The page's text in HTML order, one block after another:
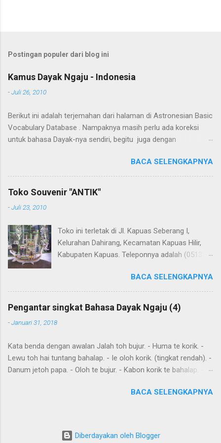
Postingan populer dari blog ini
Kamus Dayak Ngaju - Indonesia
-Juli 26, 2010
Berikut ini adalah terjemahan dari halaman di Astronesian Basic
Vocabulary Database . Nampaknya masih perlu ada koreksi
untuk bahasa Dayak-nya sendiri, begitu juga dengan
Translate . Koreksi bahasa dibantu oleh Dra. Hernawaty, M.Kes.
Untuk koreksi dari halaman ini dapat diberikan pada komentar.
Upaya penerjemahan Kamus Bahasa Dayak - Jerman sedang
Indonesia .
BACA SELENGKAPNYA
Toko Souvenir "ANTIK"
-Juli 23, 2010
Toko ini terletak di Jl. Kapuas Seberang I,
Kelurahan Dahirang, Kecamatan Kapuas Hilir,
Kabupaten Kapuas. Teleponnya adalah (0513)
Kapuas seperti perahu naga yang terbuat dari
getah nyatu (sebagaimana tampak dalam
gambar berikut ini): Perahu naga dari getah
nyatu
BACA SELENGKAPNYA
Pengantar singkat Bahasa Dayak Ngaju (4)
-Januari 31, 2018
Kata benda dengan awalan Jalah toh bujur. - Huma te korik. -
Lewu toh hai tuntang bahalap. - Ie oloh korik. (tingkat rendah). -
Danum jetoh papa. - Oloh te bujur. - Kabon korik te bahalap. -
yang dibentuk dari kata sehari-hari Ingat: Kalimat biasanya
ditekankan. Kemurnia suku juga penting. Tensesnya dibentuk
oleh "aton", nya; "jari", sudah; "kareh," masa depan, akan, dan
BACA SELENGKAPNYA
Diberdayakan oleh Blogger